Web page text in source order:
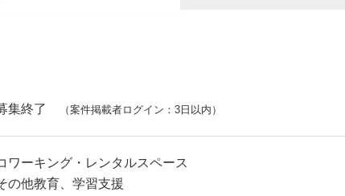
集終了 （案件掲載者ログイン：3日以内）
ワーキング・レンタルスペース
の他教育、学習支援